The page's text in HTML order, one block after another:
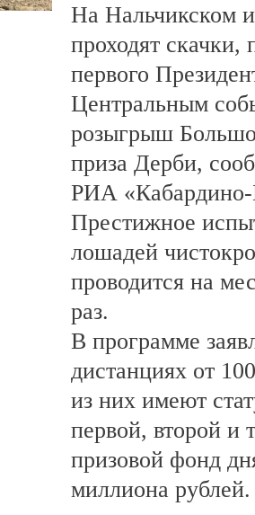
На Нальчикском
проходят
первого
Центральным
розыгрыш
приза Дерби,
РИА «Кабардино-
Престижное
лошадей
проводится на
раз.
В программе
дистанциях от
из них имеют
первой, второй и
призовой фонд
миллиона рублей.